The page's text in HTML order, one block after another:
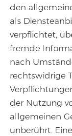
den
als
verpflichtet,
fremde
nach
rechtswidrige
der Nutzung
allgemeinen
unberührt.